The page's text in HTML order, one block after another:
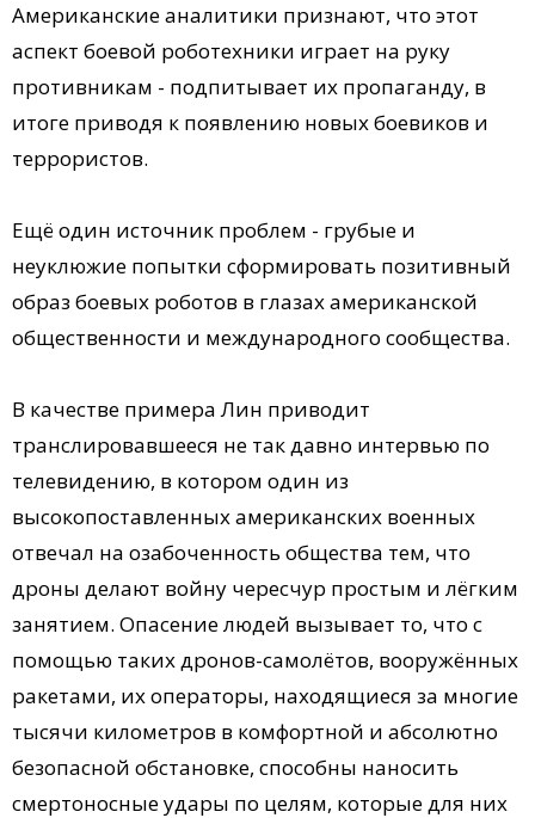
Американские аналитики признают, что этот
аспект боевой роботехники играет на руку
противникам - подпитывает их пропаганду, в
итоге приводя к появлению новых боевиков и
террористов.
Ещё один источник проблем - грубые и
неуклюжие попытки сформировать позитивный
образ боевых роботов в глазах американской
общественности и международного сообщества.
В качестве примера Лин приводит
транслировавшееся не так давно интервью по
телевидению, в котором один из
высокопоставленных американских военных
отвечал на озабоченность общества тем, что
дроны делают войну чересчур простым и лёгким
занятием. Опасение людей вызывает то, что с
помощью таких дронов-самолётов, вооружённых
ракетами, их операторы, находящиеся за многие
тысячи километров в комфортной и абсолютно
безопасной обстановке, способны наносить
смертоносные удары по целям, которые для них